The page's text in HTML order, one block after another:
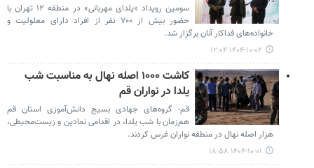
سومین رویداد «یلدای مهربانی» در منطقه ۱۲ تهران با
حضور بیش از ۷۰۰ نفر از افراد دارای معلولیت و
خانواده‌های فداکار آنان برگزار شد.
۱۴۰۴-۱۰-۰۲ ۱۲:۰۴
کاشت ۱۰۰۰ اصله نهال به مناسبت شب
یلدا در نواران قم
قم- گروه‌های جهادی بسیج دانش‌آموزی استان قم
هم‌زمان با شب یلدا، در اقدامی نمادین و زیست‌محیطی،
هزار اصله نهال در منطقه نواران غرس کردند.
۱۴۰۴-۱۰-۰۱ ۱۸:۵۸